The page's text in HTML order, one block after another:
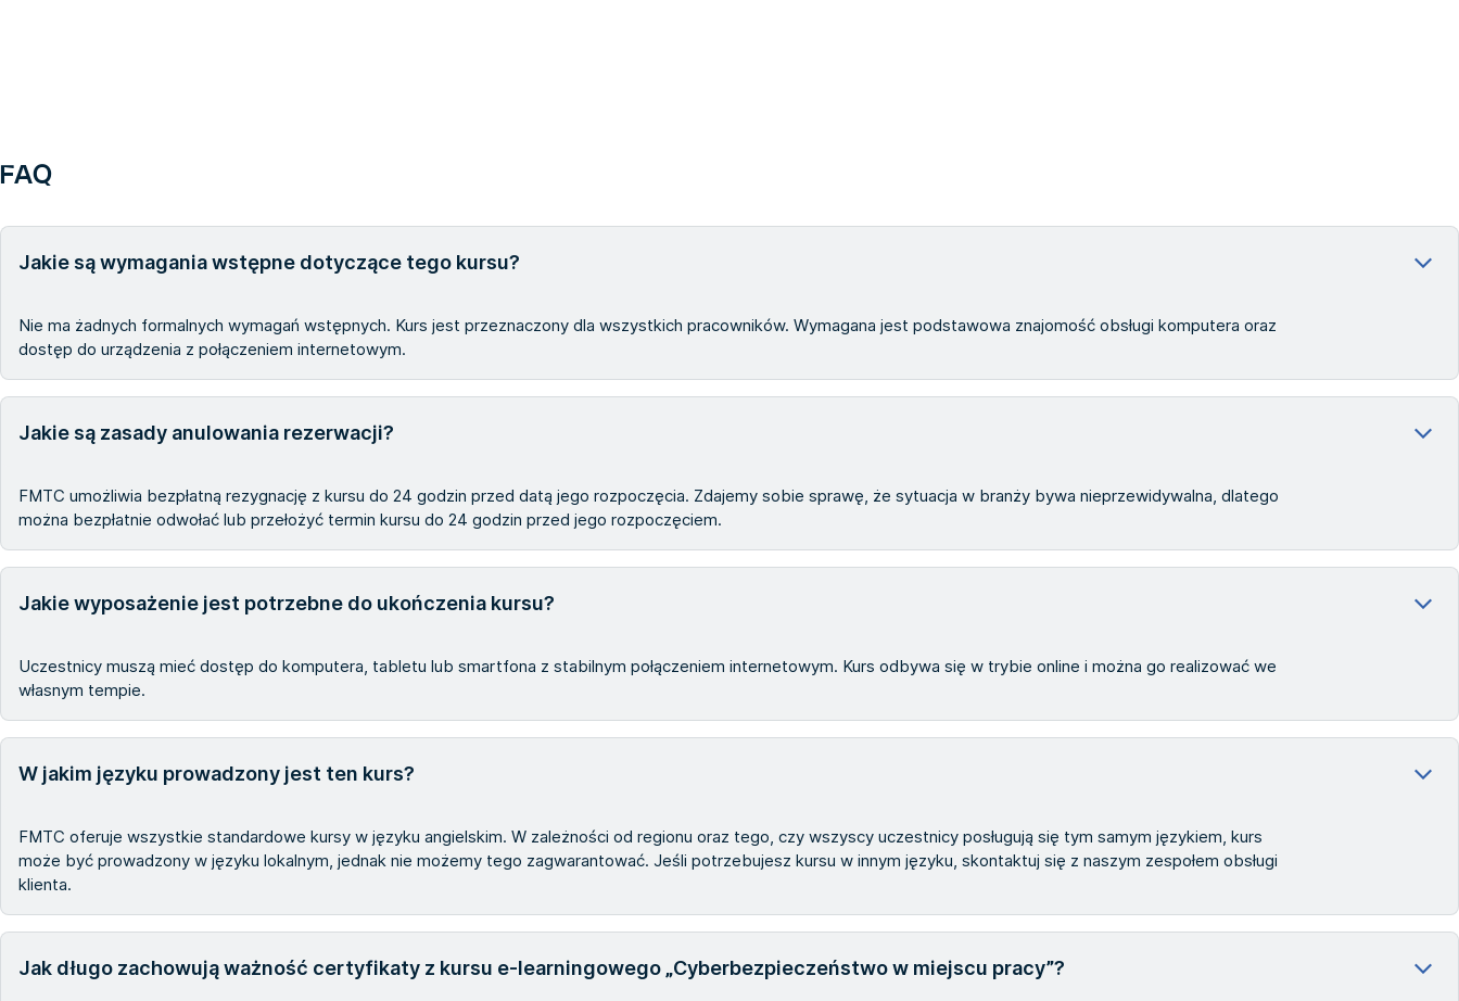
FAQ
Jakie są wymagania wstępne dotyczące tego kursu?
Nie ma żadnych formalnych wymagań wstępnych. Kurs jest przeznaczony dla wszystkich pracowników. Wymagana jest podstawowa znajomość obsługi komputera oraz
dostęp do urządzenia z połączeniem internetowym.
Jakie są zasady anulowania rezerwacji?
FMTC umożliwia bezpłatną rezygnację z kursu do 24 godzin przed datą jego rozpoczęcia. Zdajemy sobie sprawę, że sytuacja w branży bywa nieprzewidywalna, dlatego
można bezpłatnie odwołać lub przełożyć termin kursu do 24 godzin przed jego rozpoczęciem.
Jakie wyposażenie jest potrzebne do ukończenia kursu?
Uczestnicy muszą mieć dostęp do komputera, tabletu lub smartfona z stabilnym połączeniem internetowym. Kurs odbywa się w trybie online i można go realizować we
własnym tempie.
W jakim języku prowadzony jest ten kurs?
FMTC oferuje wszystkie standardowe kursy w języku angielskim. W zależności od regionu oraz tego, czy wszyscy uczestnicy posługują się tym samym językiem, kurs
może być prowadzony w języku lokalnym, jednak nie możemy tego zagwarantować. Jeśli potrzebujesz kursu w innym języku, skontaktuj się z naszym zespołem obsługi
klienta.
Jak długo zachowują ważność certyfikaty z kursu e-learningowego „Cyberbezpieczeństwo w miejscu pracy”?